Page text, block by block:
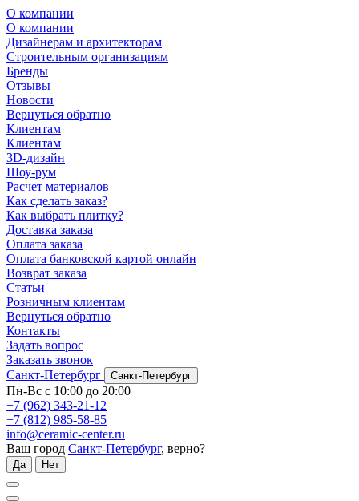
О компании
О компании
Дизайнерам и архитекторам
Строительным организациям
Бренды
Отзывы
Новости
Вернуться обратно
Клиентам
Клиентам
3D-дизайн
Шоу-рум
Расчет материалов
Как сделать заказ?
Как выбрать плитку?
Доставка заказа
Оплата заказа
Оплата банковской картой онлайн
Возврат заказа
Статьи
Розничным клиентам
Вернуться обратно
Контакты
Задать вопрос
Заказать звонок
Санкт-Петербург
Санкт-Петербург
Пн-Вс с 10:00 до 20:00
+7 (962) 343-21-12
+7 (812) 985-58-85
info@ceramic-center.ru
Ваш город Санкт-Петербург, верно?
Да Нет